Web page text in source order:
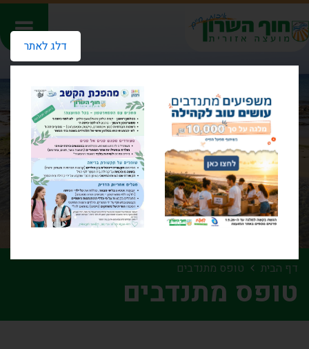
דלג לאתר
דף הבית טופס מתנדבים
טופס מתנדבים